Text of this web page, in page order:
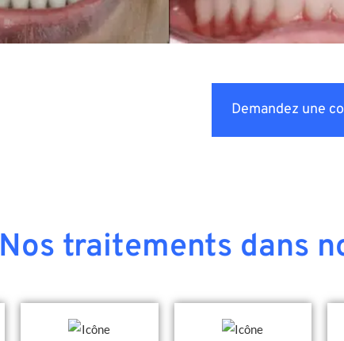
Demandez une
Nos traitements dans